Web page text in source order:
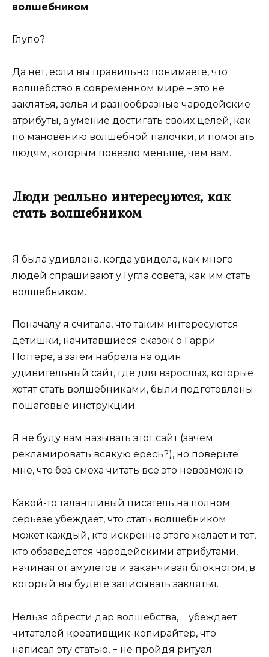
волшебником.
Глупо?
Да нет, если вы правильно понимаете, что
волшебство в современном мире – это не
заклятья, зелья и разнообразные чародейские
атрибуты, а умение достигать своих целей, как
по мановению волшебной палочки, и помогать
людям, которым повезло меньше, чем вам.
Люди реально интересуются, как
стать волшебником
Я была удивлена, когда увидела, как много
людей спрашивают у Гугла совета, как им стать
волшебником.
Поначалу я считала, что таким интересуются
детишки, начитавшиеся сказок о Гарри
Поттере, а затем набрела на один
удивительный сайт, где для взрослых, которые
хотят стать волшебниками, были подготовлены
пошаговые инструкции.
Я не буду вам называть этот сайт (зачем
рекламировать всякую ересь?), но поверьте
мне, что без смеха читать все это невозможно.
Какой-то талантливый писатель на полном
серьезе убеждает, что стать волшебником
может каждый, кто искренне этого желает и тот,
кто обзаведется чародейскими атрибутами,
начиная от амулетов и заканчивая блокнотом, в
который вы будете записывать заклятья.
Нельзя обрести дар волшебства, − убеждает
читателей креативщик-копирайтер, что
написал эту статью, − не пройдя ритуал